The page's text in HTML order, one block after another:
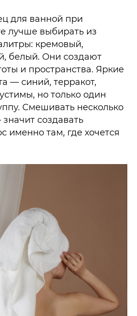
для ванной при
лучше выбирать из
кремовый,
белый. Они создают
и пространства. Яркие
— синий, терракот,
но только один
Смешивать несколько
создавать
именно там, где хочется